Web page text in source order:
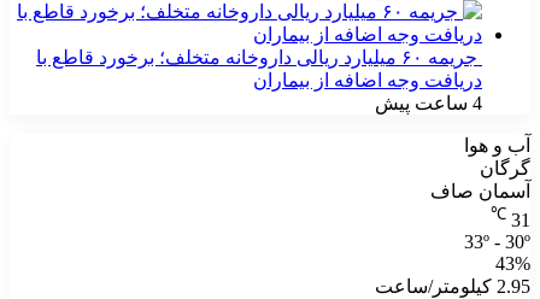
جریمه ۶۰ میلیارد ریالی داروخانه متخلف؛ برخورد قاطع با
دریافت وجه اضافه از بیماران
4 ساعت پیش
آب و هوا
گرگان
آسمان صاف
31
℃
33º - 30º
43%
2.95 کیلومتر/ساعت